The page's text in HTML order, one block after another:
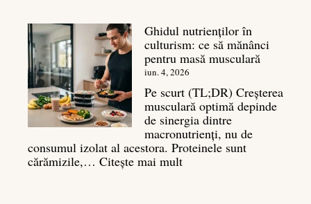
Ghid
complet
pentru
3D
Ghidul nutrienților în
culturism: ce să mănânci
pentru masă musculară
iun. 4, 2026
Pe scurt (TL;DR) Creșterea
musculară optimă depinde
de sinergia dintre
macronutrienți, nu de
consumul izolat al acestora. Proteinele sunt
cărămizile,… Citește mai mult: